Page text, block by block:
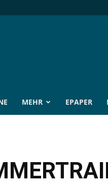
MEHR EPAPER